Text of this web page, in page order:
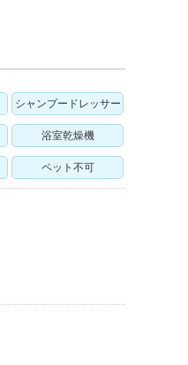
シャンプードレッサー
浴室乾燥機
ペット不可